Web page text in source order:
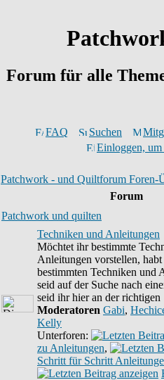
Forum für alle
FAQ Suchen
Einloggen,
Patchwork - und Quiltforum Foren-
Forum
Patchwork und quilten
Techniken und Anleitungen
Möchtet ihr bestimmte
Anleitungen vorstellen, habt
bestimmten Techniken und
seid auf der Suche nach
seid ihr hier an der richtigen
Moderatoren Gabi,
Kelly
Unterforen:
zu Anleitungen,
Schritt für Schritt